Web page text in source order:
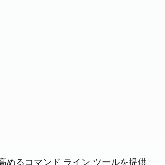
めるコマンド ライン ツールを提供